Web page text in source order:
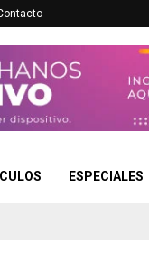
ESPECIALES